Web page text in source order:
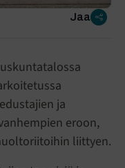
Jaa
ja
eroon,
liittyen.